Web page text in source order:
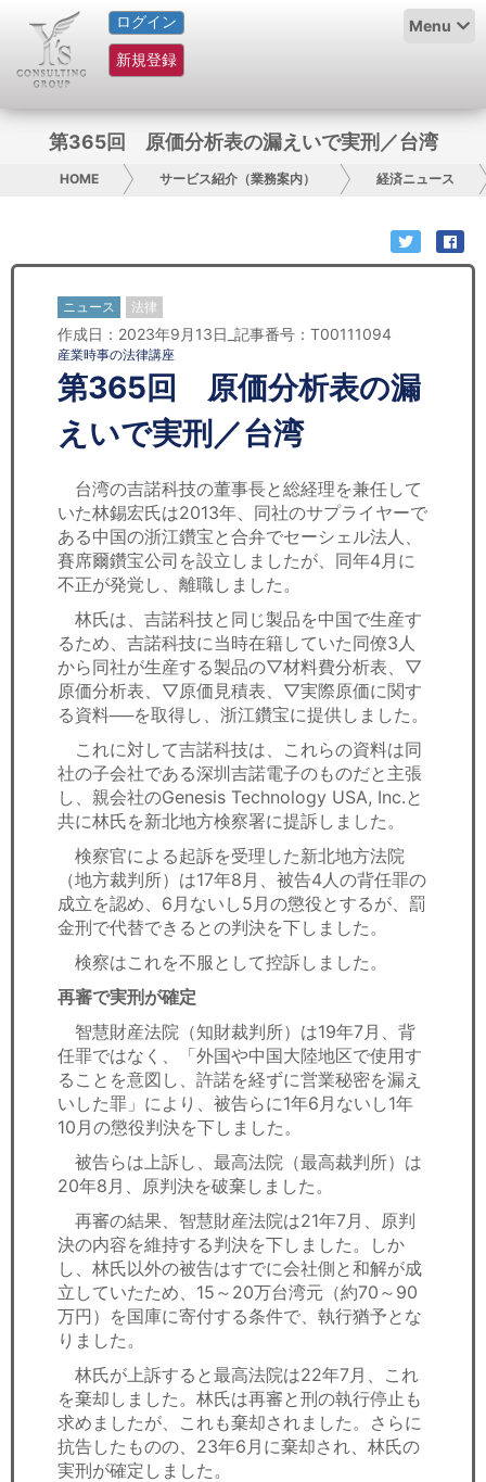
ログイン
新規登録
Menu
HOME
サービス紹介
コラム
グループ概要
日本人にPR
コンサルティング
リサーチ
セミナー
経済ニュース
労務顧問
ＩＴ
飲食店情報
第365回 原価分析表の漏えいで実刑／台湾
HOME サービス紹介（業務案内） 経済ニュース
ニュース 法律
作成日：2023年9月13日_記事番号：T00111094
産業時事の法律講座
第365回 原価分析表の漏
えいで実刑／台湾
台湾の吉諾科技の董事長と総経理を兼任して
いた林錫宏氏は2013年、同社のサプライヤーで
ある中国の浙江鑽宝と合弁でセーシェル法人、
賽席爾鑽宝公司を設立しましたが、同年4月に
不正が発覚し、離職しました。
林氏は、吉諾科技と同じ製品を中国で生産す
るため、吉諾科技に当時在籍していた同僚3人
から同社が生産する製品の▽材料費分析表、▽
原価分析表、▽原価見積表、▽実際原価に関す
る資料──を取得し、浙江鑽宝に提供しました。
これに対して吉諾科技は、これらの資料は同
社の子会社である深圳吉諾電子のものだと主張
し、親会社のGenesis Technology USA, Inc.と
共に林氏を新北地方検察署に提訴しました。
検察官による起訴を受理した新北地方法院
（地方裁判所）は17年8月、被告4人の背任罪の
成立を認め、6月ないし5月の懲役とするが、罰
金刑で代替できるとの判決を下しました。
検察はこれを不服として控訴しました。
再審で実刑が確定
智慧財産法院（知財裁判所）は19年7月、背
任罪ではなく、「外国や中国大陸地区で使用す
ることを意図し、許諾を経ずに営業秘密を漏え
いした罪」により、被告らに1年6月ないし1年
10月の懲役判決を下しました。
被告らは上訴し、最高法院（最高裁判所）は
20年8月、原判決を破棄しました。
再審の結果、智慧財産法院は21年7月、原判
決の内容を維持する判決を下しました。しか
し、林氏以外の被告はすでに会社側と和解が成
立していたため、15～20万台湾元（約70～90
万円）を国庫に寄付する条件で、執行猶予とな
りました。
林氏が上訴すると最高法院は22年7月、これ
を棄却しました。林氏は再審と刑の執行停止も
求めましたが、これも棄却されました。さらに
抗告したものの、23年6月に棄却され、林氏の
実刑が確定しました。